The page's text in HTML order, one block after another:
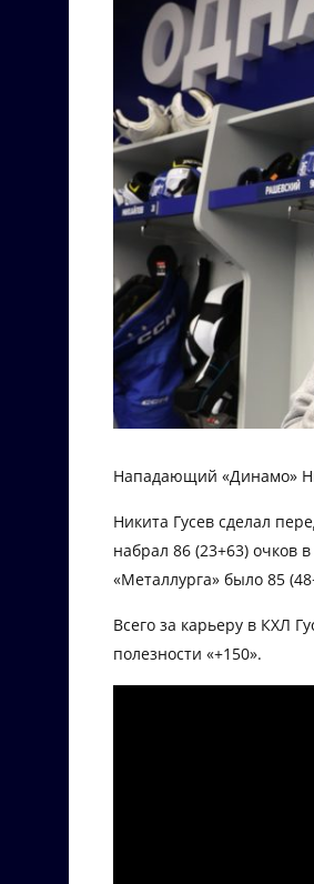
Нападающий «Динамо»
Никита Гусев сделал
набрал 86 (23+63) очков
«Металлурга» было 85
Всего за карьеру в КХЛ
полезности «+150».